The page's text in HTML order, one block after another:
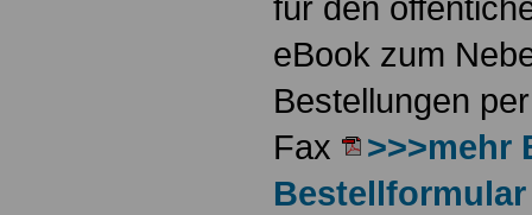
für den
eBook zum
Bestellungen
Fax
>>>mehr
Bestellformular